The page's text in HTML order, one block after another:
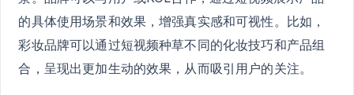
的具体使用场景和效果，增强真实感和可视性。比如，
彩妆品牌可以通过短视频种草不同的化妆技巧和产品组
合，呈现出更加生动的效果，从而吸引用户的关注。